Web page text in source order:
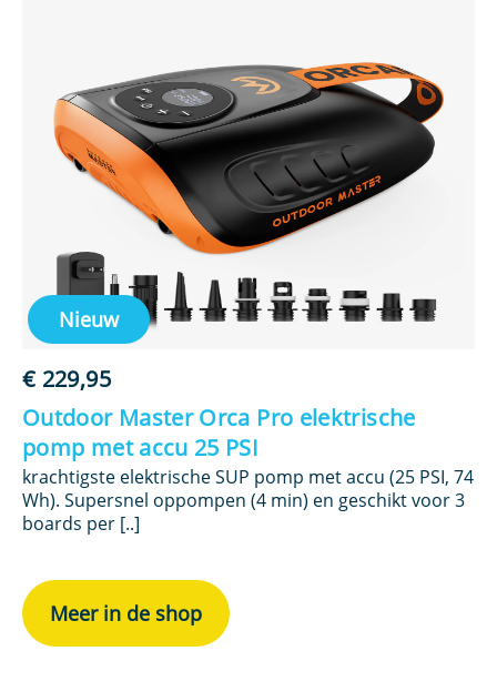
Nieuw
€229,95
Outdoor Master Orca Pro elektrische
pomp met accu 25 PSI
krachtigste elektrische SUP pomp met accu (25 PSI, 74
Wh). Supersnel oppompen (4 min) en geschikt voor 3
boards per [..]
Meer in de shop